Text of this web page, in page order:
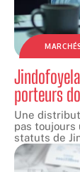
porteurs
Une
pas toujours
statuts de